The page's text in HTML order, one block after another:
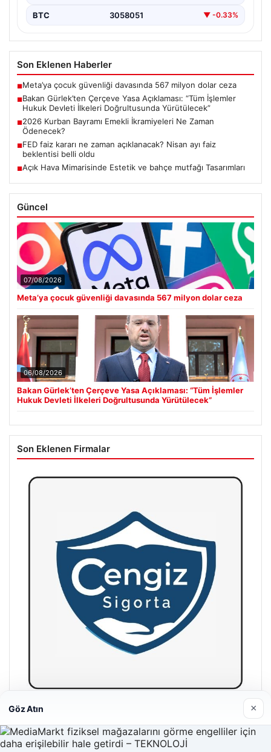
BTC 3058051 ▼ -0.33%
Son Eklenen Haberler
■Meta’ya çocuk güvenliği davasında 567 milyon dolar ceza
■Bakan Gürlek’ten Çerçeve Yasa Açıklaması: “Tüm İşlemler
Hukuk Devleti İlkeleri Doğrultusunda Yürütülecek”
■2026 Kurban Bayramı Emekli İkramiyeleri Ne Zaman
Ödenecek?
■FED faiz kararı ne zaman açıklanacak? Nisan ayı faiz
beklentisi belli oldu
■Açık Hava Mimarisinde Estetik ve bahçe mutfağı Tasarımları
Güncel
07/08/2026
Meta’ya çocuk güvenliği davasında 567 milyon dolar ceza
06/08/2026
Bakan Gürlek’ten Çerçeve Yasa Açıklaması: “Tüm İşlemler
Hukuk Devleti İlkeleri Doğrultusunda Yürütülecek”
Son Eklenen Firmalar
Hastaş Beton
26/05/2026
Göz Atın ×